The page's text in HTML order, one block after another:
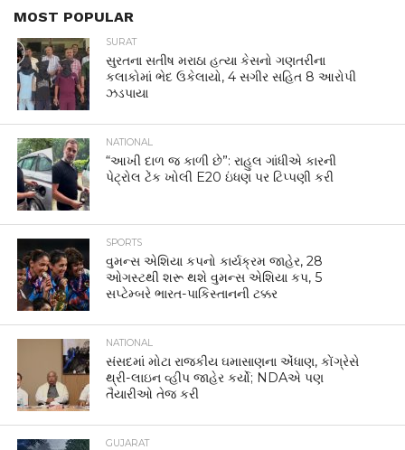
MOST POPULAR
SURAT
સુરતના સતીષ મરાઠા હત્યા કેસનો ગણતરીના
કલાકોમાં ભેદ ઉકેલાયો, 4 સગીર સહિત 8 આરોપી
ઝડપાયા
NATIONAL
“આખી દાળ જ કાળી છે”: રાહુલ ગાંધીએ કારની
પેટ્રોલ ટેંક ખોલી E20 ઇંધણ પર ટિપ્પણી કરી
SPORTS
વુમન્સ એશિયા કપનો કાર્યક્રમ જાહેર, 28
ઓગસ્ટથી શરૂ થશે વુમન્સ એશિયા કપ, 5
સપ્ટેમ્બરે ભારત-પાકિસ્તાનની ટક્કર
NATIONAL
સંસદમાં મોટા રાજકીય ઘમાસાણના એંધાણ, કોંગ્રેસે
થ્રી-લાઇન વ્હીપ જાહેર કર્યો; NDAએ પણ
તૈયારીઓ તેજ કરી
GUJARAT